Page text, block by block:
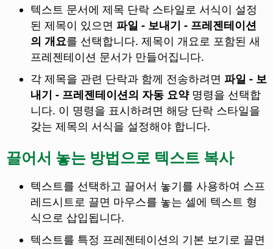
텍스트 문서에 제목 단락 스타일로 서식이 설정
된 제목이 있으면 파일 - 보내기 - 프레젠테이션
의 개요를 선택합니다. 제목이 개요로 포함된 새
프레젠테이션 문서가 만들어집니다.
각 제목을 관련 단락과 함께 전송하려면 파일 - 보
내기 - 프레젠테이션의 자동 요약명령을 선택합
니다. 이 명령을 표시하려면 해당 단락 스타일을
갖는 제목의 서식을 설정해야 합니다.
끌어서 놓는 방법으로 텍스트 복사
텍스트를 선택하고 끌어서 놓기를 사용하여 스프
레드시트로 끌면 마우스를 놓는 셀에 텍스트 형
식으로 삽입됩니다.
텍스트를 특정 프레젠테이션의 기본 보기로 끌면